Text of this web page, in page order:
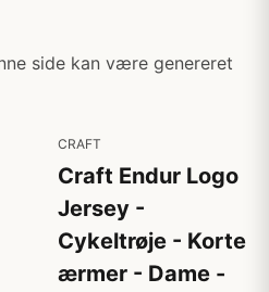
side kan være genereret
CRAFT
Craft Endur Logo
Jersey -
Cykeltrøje - Korte
ærmer - Dame -